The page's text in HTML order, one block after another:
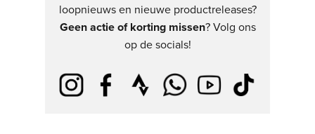
loopnieuws en nieuwe productreleases?
Geen actie of korting missen? Volg ons
op de socials!